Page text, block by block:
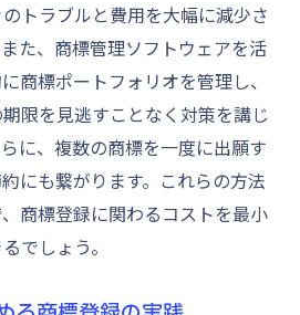
トラブルと費用を大幅に減少さ
た、商標管理ソフトウェアを活
商標ポートフォリオを管理し、
限を見逃すことなく対策を講じ
に、複数の商標を一度に出願す
にも繋がります。これらの方法
商標登録に関わるコストを最小
でしょう。